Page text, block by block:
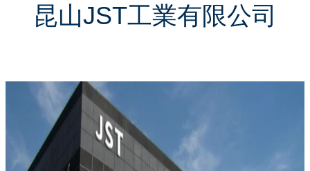
昆山JST工業有限公司